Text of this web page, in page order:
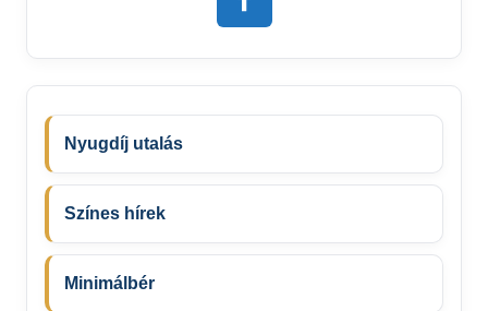
Nyugdíj utalás
Színes hírek
Minimálbér